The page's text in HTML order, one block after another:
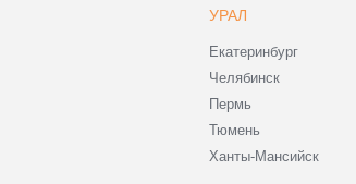
УРАЛ
Екатеринбург
Челябинск
Пермь
Тюмень
Ханты-Мансийск